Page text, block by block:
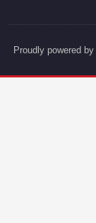
Proudly powered by